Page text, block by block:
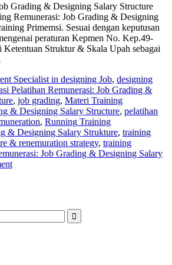
Grading & Designing Salary Structure
Remunerasi: Job Grading & Designing
Primemsi. Sesuai dengan keputusan
peraturan Kepmen No. Kep.49-
Struktur & Skala Upah sebagai
Specialist in designing Job, designing
Pelatihan Remunerasi: Job Grading &
, job grading, Materi Training
& Designing Salary Structure, pelatihan
, Running Training
& Designing Salary Strukture, training
& renemuration strategy, training
Job Grading & Designing Salary